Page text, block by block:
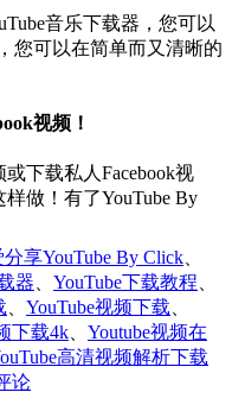
音乐下载器，您可以
您可以在简单而又清晰的
视频！
下载私人Facebook视
做！有了YouTube By
分享标
签
YouTube By Click
器 YouTube下载教程
YouTube视频下载
下载4k
Youtube视频在
高清视频解析下载
论